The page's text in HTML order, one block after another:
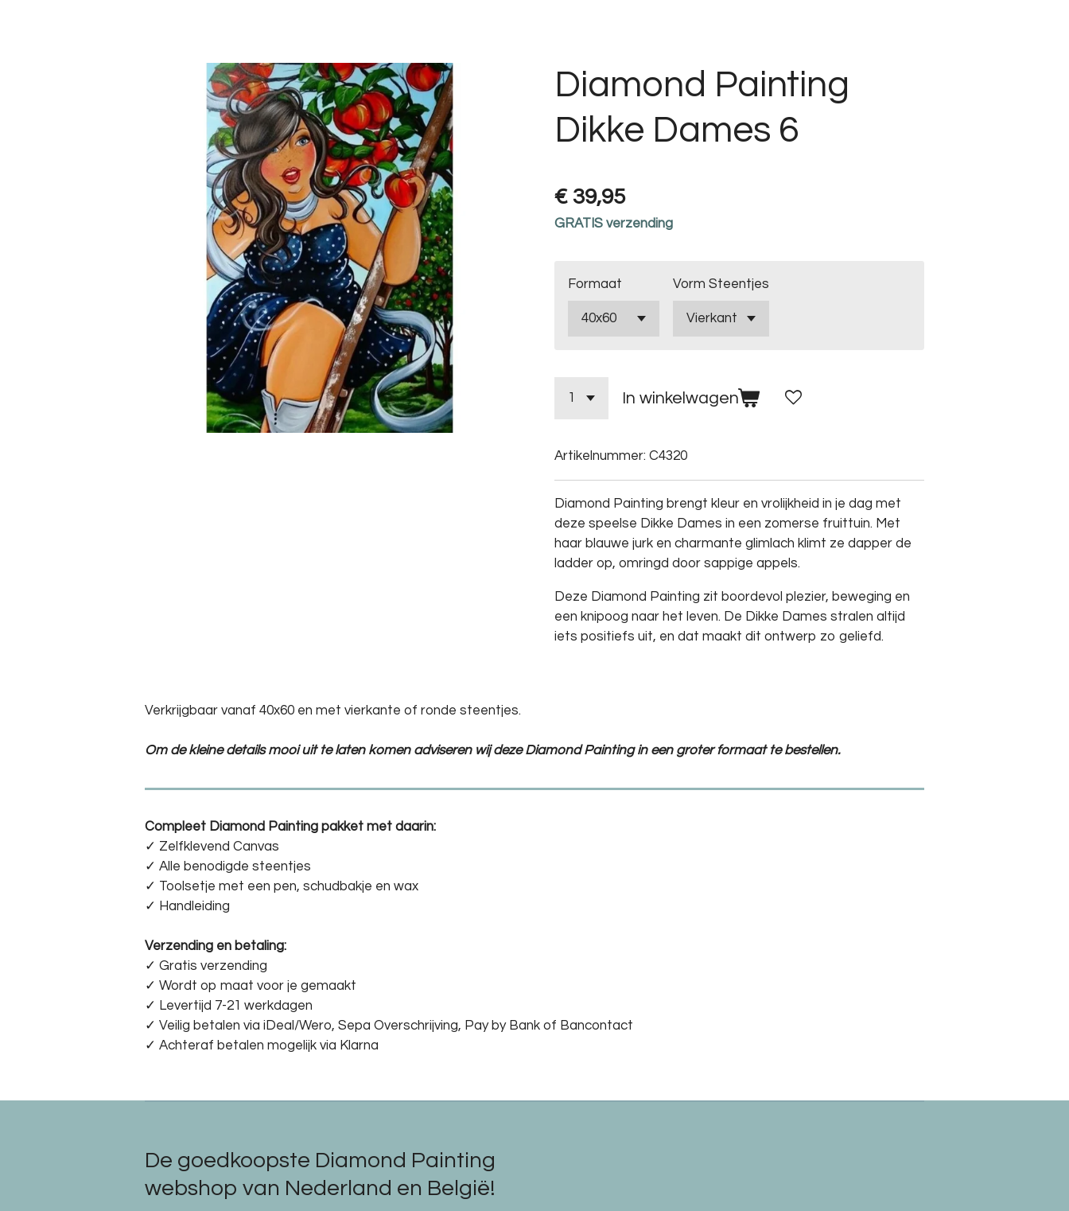
Diamond Painting
Dikke Dames 6
€ 39,95
GRATIS verzending
Formaat Vorm Steentjes
In winkelwagen
Artikelnummer: C4320
Diamond Painting brengt kleur en vrolijkheid in je dag met
deze speelse Dikke Dames in een zomerse fruittuin. Met
haar blauwe jurk en charmante glimlach klimt ze dapper de
ladder op, omringd door sappige appels.
Deze Diamond Painting zit boordevol plezier, beweging en
een knipoog naar het leven. De Dikke Dames stralen altijd
iets positiefs uit, en dat maakt dit ontwerp zo geliefd.
Verkrijgbaar vanaf 40x60 en met vierkante of ronde steentjes.
Om de kleine details mooi uit te laten komen adviseren wij deze Diamond Painting in een groter formaat te bestellen.
Compleet Diamond Painting pakket met daarin:
✓ Zelfklevend Canvas
✓ Alle benodigde steentjes
✓ Toolsetje met een pen, schudbakje en wax
✓ Handleiding
Verzending en betaling:
✓ Gratis verzending
✓ Wordt op maat voor je gemaakt
✓ Levertijd 7-21 werkdagen
✓ Veilig betalen via iDeal/Wero, Sepa Overschrijving, Pay by Bank of Bancontact
✓ Achteraf betalen mogelijk via Klarna
De goedkoopste Diamond Painting
webshop van Nederland en België!